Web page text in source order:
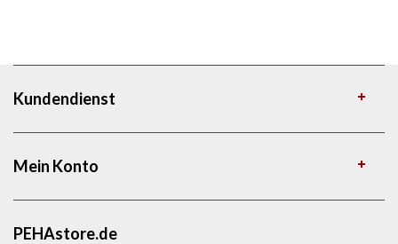
Kundendienst
Mein Konto
PEHAstore.de